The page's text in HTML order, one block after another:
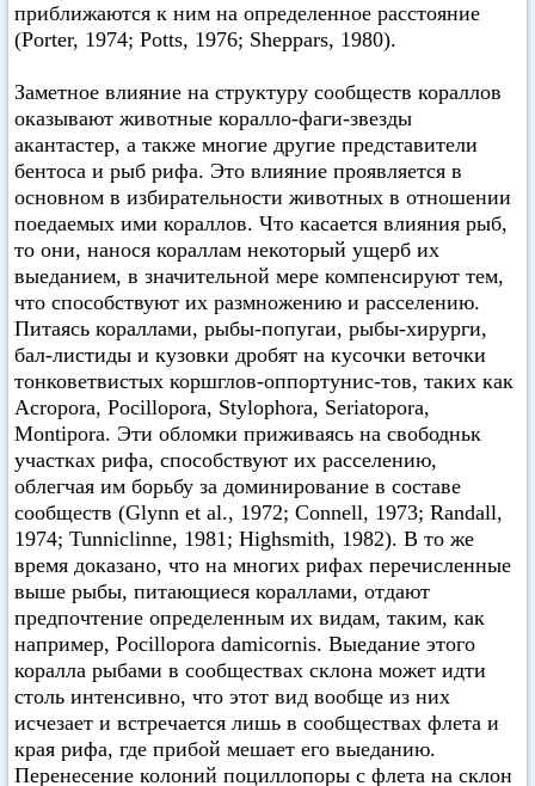
приближаются к ним на определенное расстояние
(Porter, 1974; Potts, 1976; Sheppars, 1980).
Заметное влияние на структуру сообществ кораллов
оказывают животные коралло-фаги-звезды
акантастер, а также многие другие представители
бентоса и рыб рифа. Это влияние проявляется в
основном в избирательности животных в отношении
поедаемых ими кораллов. Что касается влияния рыб,
то они, нанося кораллам некоторый ущерб их
выеданием, в значительной мере компенсируют тем,
что способствуют их размножению и расселению.
Питаясь кораллами, рыбы-попугаи, рыбы-хирурги,
бал-листиды и кузовки дробят на кусочки веточки
тонковетвистых коршглов-оппортунис-тов, таких как
Acropora, Pocillopora, Stylophora, Seriatopora,
Montipora. Эти обломки приживаясь на свободньк
участках рифа, способствуют их расселению,
облегчая им борьбу за доминирование в составе
сообществ (Glynn et al., 1972; Connell, 1973; Randall,
1974; Tunniclinne, 1981; Highsmith, 1982). В то же
время доказано, что на многих рифах перечисленные
выше рыбы, питающиеся кораллами, отдают
предпочтение определенным их видам, таким, как
например, Pocillopora damicornis. Выедание этого
коралла рыбами в сообществах склона может идти
столь интенсивно, что этот вид вообще из них
исчезает и встречается лишь в сообществах флета и
края рифа, где прибой мешает его выеданию.
Перенесение колоний поциллопоры с флета на склон